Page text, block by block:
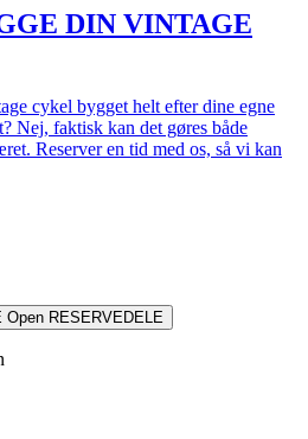
DIN VINTAGE
cykel bygget helt efter dine egne
Nej, faktisk kan det gøres både
Reserver en tid med os, så vi kan
Open RESERVEDELE